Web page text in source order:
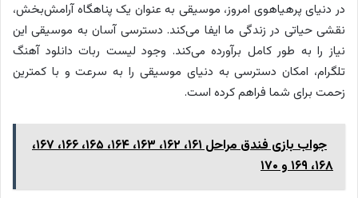
در دنیای پرهیاهوی امروز، موسیقی به عنوان یک پناهگاه آرامش‌بخش،
نقشی حیاتی در زندگی ما ایفا می‌کند. دسترسی آسان به موسیقی این
نیاز را به طور کامل برآورده می‌کند. وجود لیست ربات دانلود آهنگ
تلگرام، امکان دسترسی به دنیای موسیقی را به سرعت و با کمترین
زحمت برای شما فراهم کرده است.
جواب بازی فندق مراحل ۱۶۱، ۱۶۲، ۱۶۳، ۱۶۴، ۱۶۵، ۱۶۶، ۱۶۷،
۱۶۸، ۱۶۹ و ۱۷۰